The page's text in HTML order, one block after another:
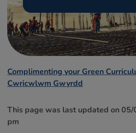
Complimenting your Green
Cwricwlwm Gwyrdd
This page was last updated on
pm